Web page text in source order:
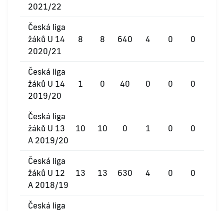
2021/22
Česká liga
žáků U 14
2020/21
8 8 640 4 0 0
Česká liga
žáků U 14
2019/20
1 0 40 0 0 0
Česká liga
žáků U 13
A 2019/20
10 10 0 1 0 0
Česká liga
žáků U 12
A 2018/19
13 13 630 4 0 0
Česká liga